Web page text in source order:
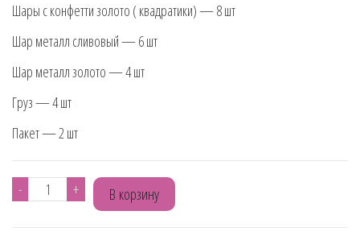
Шары с конфетти золото ( квадратики) — 8 шт
Шар металл сливовый — 6 шт
Шар металл золото — 4 шт
Груз — 4 шт
Пакет — 2 шт
-
Количество
+ В корзину